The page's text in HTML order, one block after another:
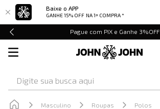
Baixe o APP
GANHE 15% OFF NA 1ª COMPRA *
Pague com PIX e Ganhe 3%OFF
Masculino Roupas
Polos